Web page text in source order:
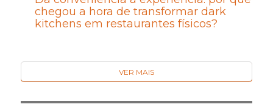
chegou a hora de transformar dark
kitchens em restaurantes físicos?
VER MAIS